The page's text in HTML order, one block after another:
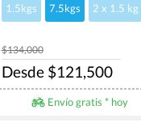
1.5kgs 7.5kgs 2 x 1.5 kg
$134,000
Desde $121,500
Envío gratis * hoy